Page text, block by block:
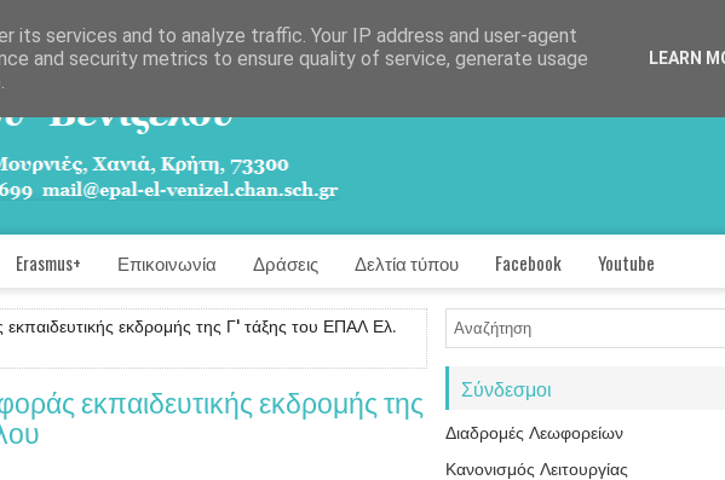
Erasmus+ Επικοινωνία Δράσεις Δελτία τύπου Facebook Youtube
εκδρομής της Γ' τάξης του ΕΠΑΛ Ελ.
εκπαιδευτικής εκδρομής της Σύνδεσμοι
Διαδρομές Λεωφορείων
Κανονισμός Λειτουργίας
its services and to analyze traffic. Your IP address and user-agent
and security metrics to ensure quality of service, generate usage
LEARN